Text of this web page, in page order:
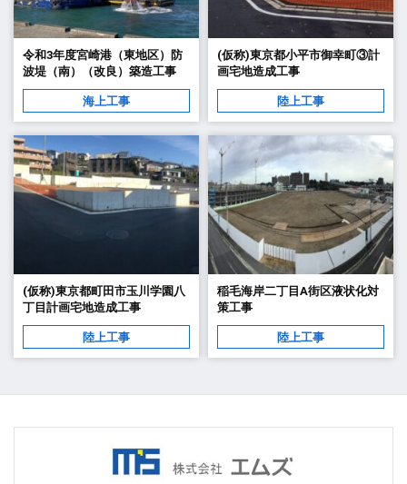
令和3年度宮崎港（東地区）防
波堤（南）（改良）築造工事
海上工事
(仮称)東京都小平市御幸町③計
画宅地造成工事
陸上工事
(仮称)東京都町田市玉川学園八
丁目計画宅地造成工事
陸上工事
稲毛海岸二丁目A街区液状化対
策工事
陸上工事